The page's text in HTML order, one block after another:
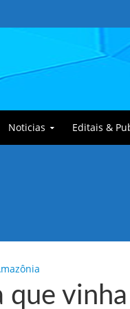
Noticias Editais &
que